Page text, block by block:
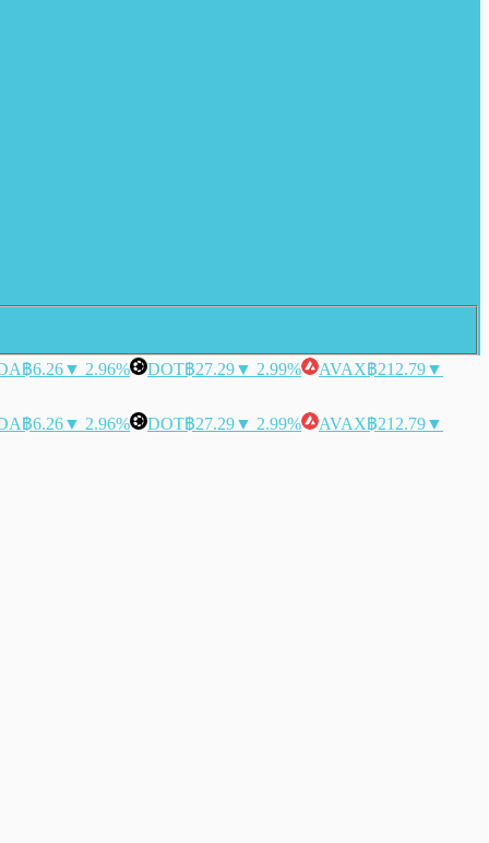
฿6.26▼ 2.96% DOT฿27.29▼ 2.99% AVAX฿212.79▼
฿6.26▼ 2.96% DOT฿27.29▼ 2.99% AVAX฿212.79▼